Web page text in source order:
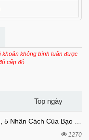
khoản không bình luận được
cấp độ.
Top ngày
1270